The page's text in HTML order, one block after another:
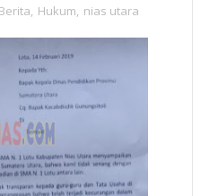
Berita, Hukum, nias utara